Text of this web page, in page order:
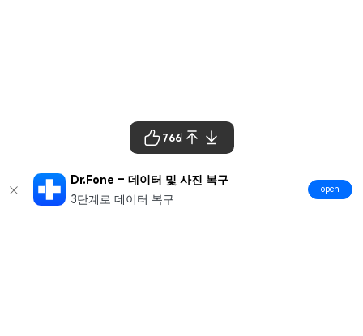
766
Dr.Fone – 데이터 및 사진 복구
3단계로 데이터 복구
open